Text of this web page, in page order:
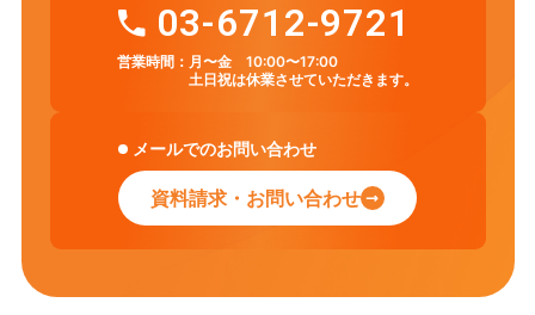
03-6712-9721
営業時間： 月〜金 10:00〜17:00
土日祝は休業させていただきます。
メールでのお問い合わせ
資料請求・お問い合わせ